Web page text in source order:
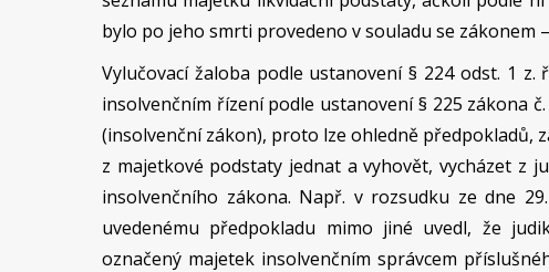
bylo po jeho smrti provedeno v souladu se zákonem
Vylučovací žaloba podle ustanovení § 224 odst. 1
insolvenčním řízení podle ustanovení § 225 zákona
(insolvenční zákon), proto lze ohledně předpokladů,
z majetkové podstaty jednat a vyhovět, vycházet z
insolvenčního zákona. Např. v rozsudku ze dne
uvedenému předpokladu mimo jiné uvedl, že
označený majetek insolvenčním správcem